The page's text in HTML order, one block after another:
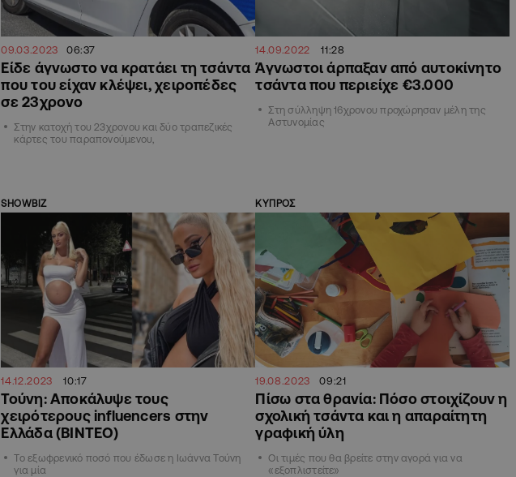
09.03.2023 06:37
Είδε άγνωστο να κρατάει τη τσάντα
που του είχαν κλέψει, χειροπέδες
σε 23χρονο
Στην κατοχή του 23χρονου και δύο τραπεζικές
κάρτες του παραπονούμενου,
14.09.2022 11:28
Άγνωστοι άρπαξαν από αυτοκίνητο
τσάντα που περιείχε €3.000
Στη σύλληψη 16χρονου προχώρησαν μέλη της
Αστυνομίας
SHOWBIZ
14.12.2023 10:17
Τούνη: Αποκάλυψε τους
χειρότερους influencers στην
Ελλάδα (ΒΙΝΤΕΟ)
Το εξωφρενικό ποσό που έδωσε η Ιωάννα Τούνη
για μία
ΚΥΠΡΟΣ
19.08.2023 09:21
Πίσω στα θρανία: Πόσο στοιχίζουν η
σχολική τσάντα και η απαραίτητη
γραφική ύλη
Οι τιμές που θα βρείτε στην αγορά για να
«εξοπλιστείτε»